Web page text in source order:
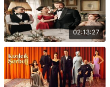
02:13:27